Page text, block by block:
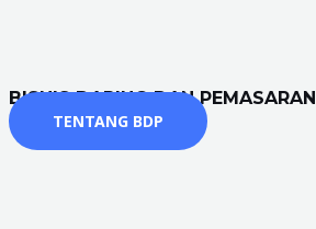
BISNIS DARING DAN PEMASARAN
TENTANG BDP